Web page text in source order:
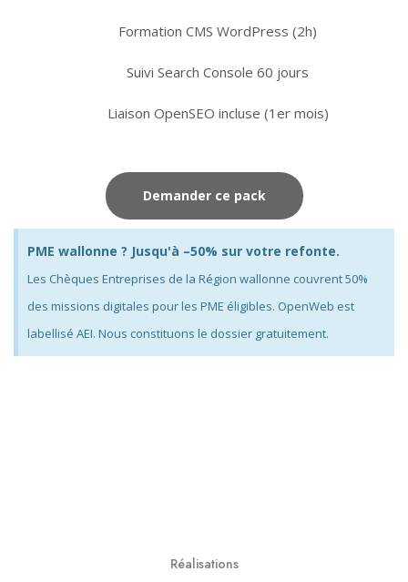
Formation CMS WordPress (2h)
Suivi Search Console 60 jours
Liaison OpenSEO incluse (1er mois)
Demander ce pack
PME wallonne ? Jusqu'à –50% sur votre refonte.
Les Chèques Entreprises de la Région wallonne couvrent 50%
des missions digitales pour les PME éligibles. OpenWeb est
labellisé AEI. Nous constituons le dossier gratuitement.
Réalisations